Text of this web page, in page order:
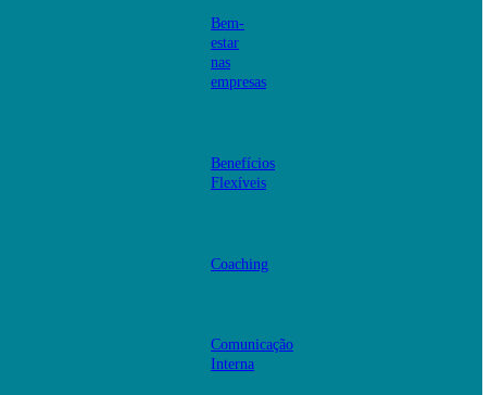
Bem-
estar
nas
empresas
Benefícios
Flexíveis
Coaching
Comunicação
Interna